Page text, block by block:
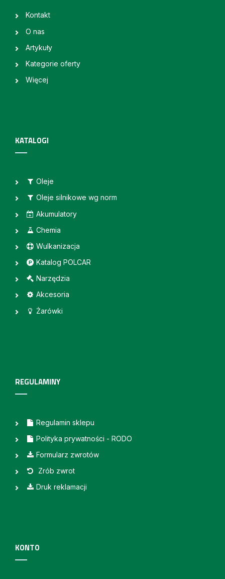
Kontakt
O nas
Artykuły
Kategorie oferty
Więcej
KATALOGI
Oleje
Oleje silnikowe wg norm
Akumulatory
Chemia
Wulkanizacja
Katalog POLCAR
Narzędzia
Akcesoria
Żarówki
REGULAMINY
Regulamin sklepu
Polityka prywatności - RODO
Formularz zwrotów
Zrób zwrot
Druk reklamacji
KONTO